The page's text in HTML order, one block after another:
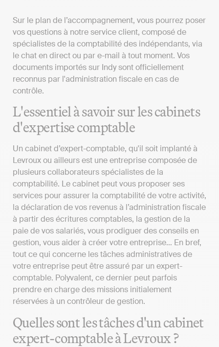
Sur le plan de l’accompagnement, vous pourrez poser
vos questions à notre service client, composé de
spécialistes de la comptabilité des indépendants, via
le chat en direct ou par e-mail à tout moment. Vos
documents importés sur Indy sont officiellement
reconnus par l'administration fiscale en cas de
contrôle.
L'essentiel à savoir sur les cabinets
d'expertise comptable
Un cabinet d’expert-comptable, qu'il soit implanté à
Levroux ou ailleurs est une entreprise composée de
plusieurs collaborateurs spécialistes de la
comptabilité. Le cabinet peut vous proposer ses
services pour assurer la comptabilité de votre activité,
la déclaration de vos revenus à l’administration fiscale
à partir des écritures comptables, la gestion de la
paie de vos salariés, vous prodiguer des conseils en
gestion, vous aider à créer votre entreprise… En bref,
tout ce qui concerne les tâches administratives de
votre entreprise peut être assuré par un expert-
comptable. Polyvalent, ce dernier peut parfois
prendre en charge des missions initialement
réservées à un contrôleur de gestion.
Quelles sont les tâches d'un cabinet
expert-comptable à Levroux ?